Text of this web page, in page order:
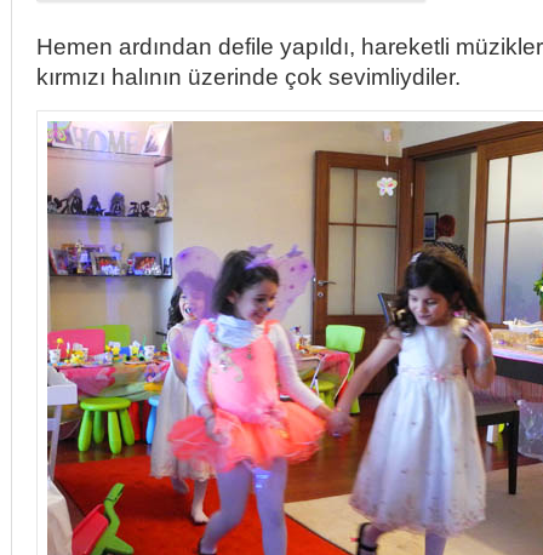
Hemen ardından defile yapıldı, hareketli
kırmızı halının üzerinde çok sevimliydiler.